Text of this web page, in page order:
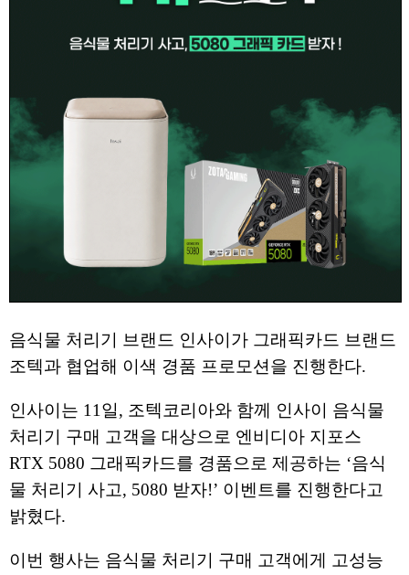
음식물 처리기 브랜드 인사이가 그래픽카드 브랜드
조텍과 협업해 이색 경품 프로모션을 진행한다.
인사이는 11 일, 조텍코리아와 함께 인사이 음식물
처리기 구매 고객을 대상으로 엔비디아 지포스
RTX 5080 그래픽카드를 경품으로 제공하는 ‘음식
물 처리기 사고, 5080 받자!’ 이벤트를 진행한다고
밝혔다.
이번 행사는 음식물 처리기 구매 고객에게 고성능